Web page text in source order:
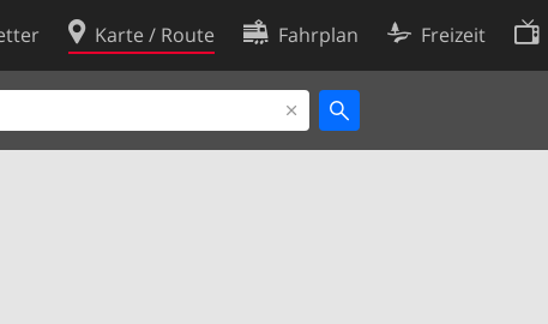
Karte / Route Fahrplan Freizeit
Cookie-Richtlinie
Cookie-Einstellungen